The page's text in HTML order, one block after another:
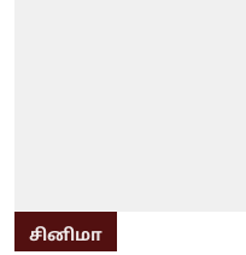
சினிமா